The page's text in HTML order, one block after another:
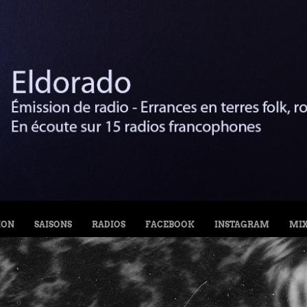
SAISONS RADIOS FACEBOOK INSTAGRAM